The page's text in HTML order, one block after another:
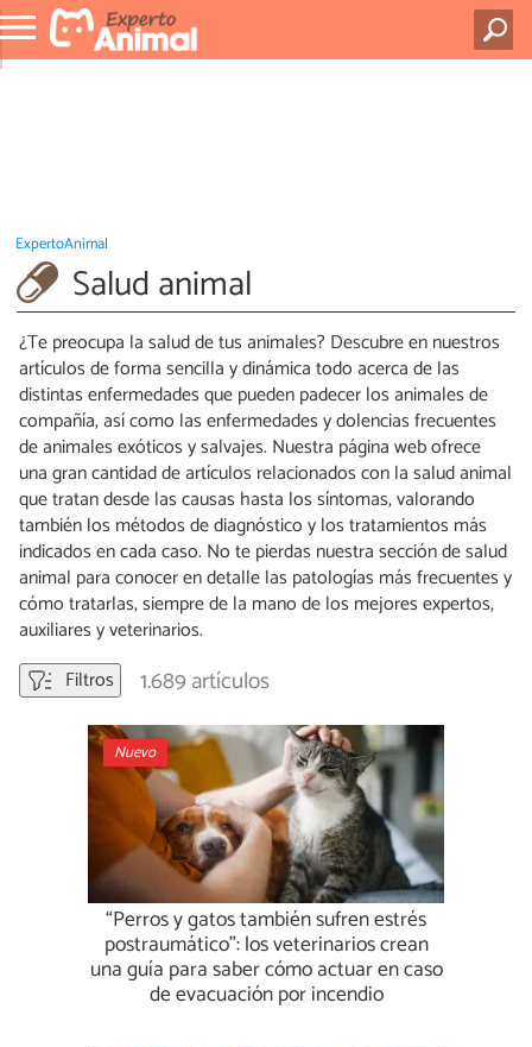
ExpertoAnimal
Salud animal
¿Te preocupa la salud de tus animales? Descubre en nuestros
artículos de forma sencilla y dinámica todo acerca de las
distintas enfermedades que pueden padecer los animales de
compañía, así como las enfermedades y dolencias frecuentes
de animales exóticos y salvajes. Nuestra página web ofrece
una gran cantidad de artículos relacionados con la salud animal
que tratan desde las causas hasta los síntomas, valorando
también los métodos de diagnóstico y los tratamientos más
indicados en cada caso. No te pierdas nuestra sección de salud
animal para conocer en detalle las patologías más frecuentes y
cómo tratarlas, siempre de la mano de los mejores expertos,
auxiliares y veterinarios.
Filtros
1.689 artículos
Nuevo
“Perros y gatos también sufren estrés
postraumático”: los veterinarios crean
una guía para saber cómo actuar en caso
de evacuación por incendio